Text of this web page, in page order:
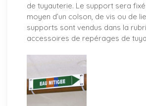
de tuyauterie. Le support sera
moyen d’un colson, de vis ou de
supports sont vendus dans la
accessoires de repérages de